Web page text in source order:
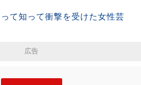
って知って衝撃を受けた女性芸
広告